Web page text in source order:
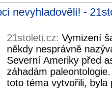
nevyhladověli! -
21stoleti.cz: Vymizení
někdy nesprávně
Severní Ameriky před
záhadám
toto téma vytvořili,